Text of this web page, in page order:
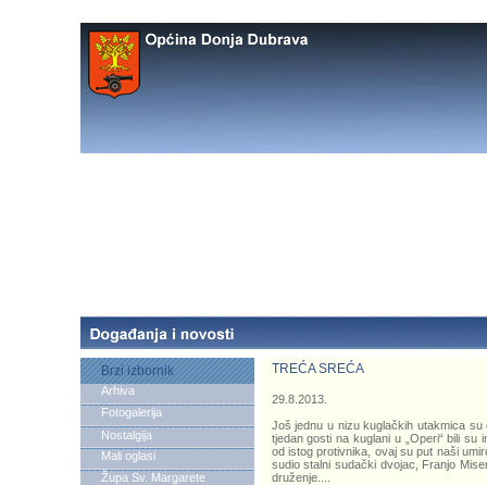
Brzi izbornik
Arhiva
Fotogalerija
Nostalgija
Mali oglasi
Župa Sv. Margarete
TREĆA SREĆA
29.8.2013.
Još jednu u nizu kuglačkih utakmica su
tjedan gosti na kuglani u „Operi“ bili
od istog protivnika, ovaj su put naši
sudio stalni sudački dvojac, Franjo
druženje.